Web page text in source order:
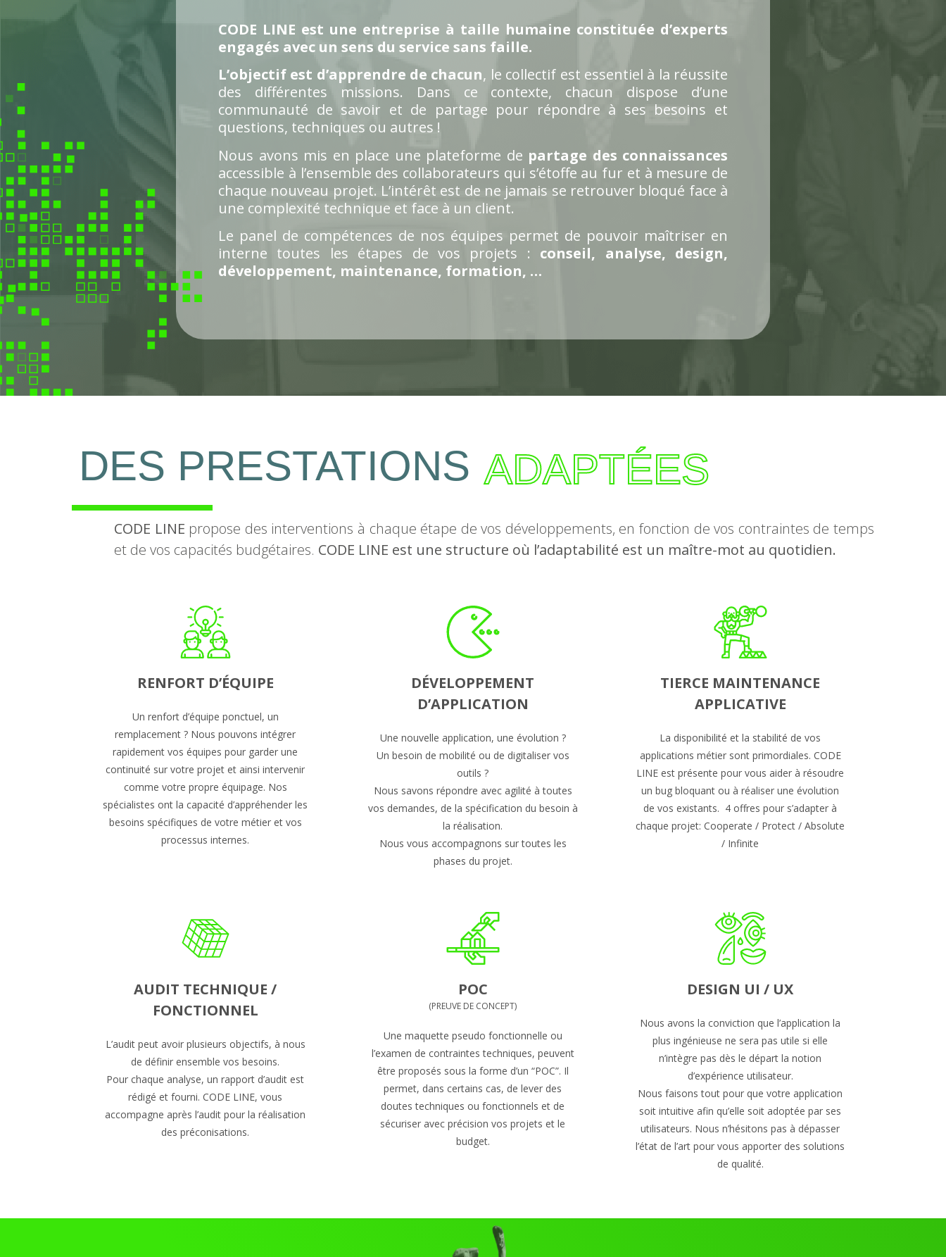
CODE LINE est une entreprise à taille humaine constituée d’experts
engagés avec un sens du service sans faille.
L’objectif est d’apprendre de chacun, le collectif est essentiel à la réussite
des différentes missions. Dans ce contexte, chacun dispose d’une
communauté de savoir et de partage pour répondre à ses besoins et
questions, techniques ou autres !
Nous avons mis en place une plateforme de partage des connaissances
accessible à l’ensemble des collaborateurs qui s’étoffe au fur et à mesure de
chaque nouveau projet. L’intérêt est de ne jamais se retrouver bloqué face à
une complexité technique et face à un client.
Le panel de compétences de nos équipes permet de pouvoir maîtriser en
interne toutes les étapes de vos projets : conseil, analyse, design,
développement, maintenance, formation, …
DES PRESTATIONS ADAPTÉES
CODE LINE propose des interventions à chaque étape de vos développements, en fonction de vos contraintes de temps
et de vos capacités budgétaires. CODE LINE est une structure où l’adaptabilité est un maître-mot au quotidien.
RENFORT D’ÉQUIPE
Un renfort d’équipe ponctuel, un
remplacement ? Nous pouvons intégrer
rapidement vos équipes pour garder une
continuité sur votre projet et ainsi intervenir
comme votre propre équipage. Nos
spécialistes ont la capacité d’appréhender les
besoins spécifiques de votre métier et vos
processus internes.
DÉVELOPPEMENT
D’APPLICATION
Une nouvelle application, une évolution ?
Un besoin de mobilité ou de digitaliser vos
outils ?
Nous savons répondre avec agilité à toutes
vos demandes, de la spécification du besoin à
la réalisation.
Nous vous accompagnons sur toutes les
phases du projet.
TIERCE MAINTENANCE
APPLICATIVE
La disponibilité et la stabilité de vos
applications métier sont primordiales. CODE
LINE est présente pour vous aider à résoudre
un bug bloquant ou à réaliser une évolution
de vos existants. 4 offres pour s’adapter à
chaque projet: Cooperate / Protect / Absolute
/ Infinite
AUDIT TECHNIQUE /
FONCTIONNEL
L’audit peut avoir plusieurs objectifs, à nous
de définir ensemble vos besoins.
Pour chaque analyse, un rapport d’audit est
rédigé et fourni. CODE LINE, vous
accompagne après l’audit pour la réalisation
des préconisations.
POC
(PREUVE DE CONCEPT)
Une maquette pseudo fonctionnelle ou
l’examen de contraintes techniques, peuvent
être proposés sous la forme d’un “POC”. Il
permet, dans certains cas, de lever des
doutes techniques ou fonctionnels et de
sécuriser avec précision vos projets et le
budget.
DESIGN UI / UX
Nous avons la conviction que l’application la
plus ingénieuse ne sera pas utile si elle
n’intègre pas dès le départ la notion
d’expérience utilisateur.
Nous faisons tout pour que votre application
soit intuitive afin qu’elle soit adoptée par ses
utilisateurs. Nous n’hésitons pas à dépasser
l’état de l’art pour vous apporter des solutions
de qualité.